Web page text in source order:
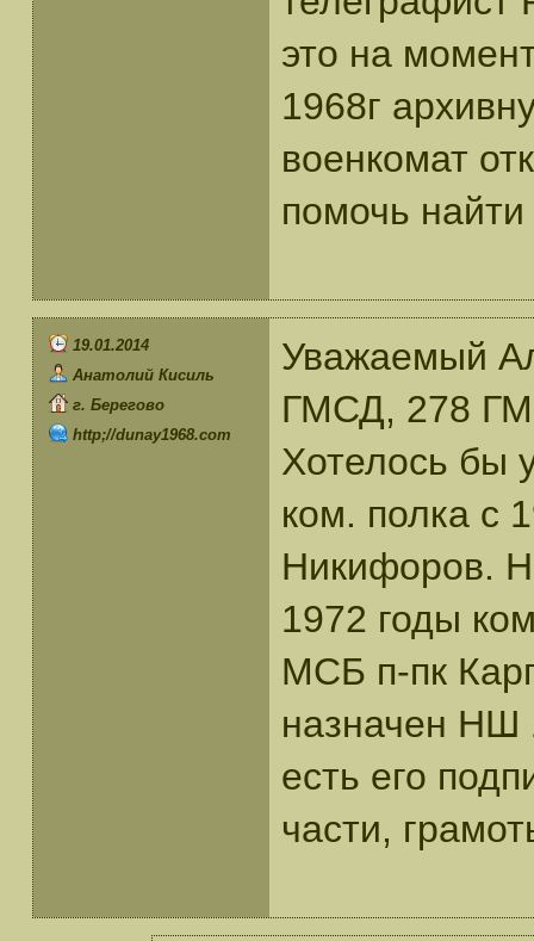
это на
1968г
военкомат
помочь
19.01.2014
Анатолий Кисиль
г. Берегово
http;//dunay1968.com
Уважаемый
ГМСД, 278
Хотелось бы
ком. полка с
Никифоров.
1972 годы
МСБ п-пк
назначен НШ
есть его
части,